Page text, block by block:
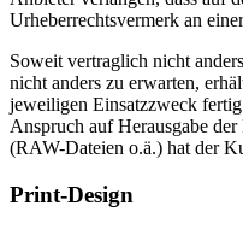
Urheberrechtsvermerk an
Soweit vertraglich nicht
nicht anders zu erwarten,
jeweiligen Einsatzzweck
Anspruch auf Herausgabe
(RAW-Dateien o.ä.) hat der
Print-Design